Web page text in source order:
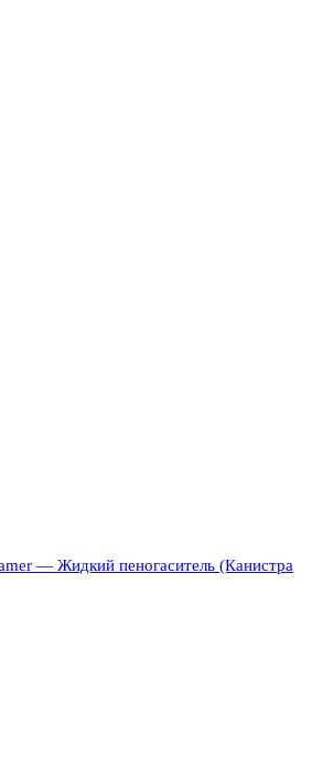
— Жидкий пеногаситель (Канистра